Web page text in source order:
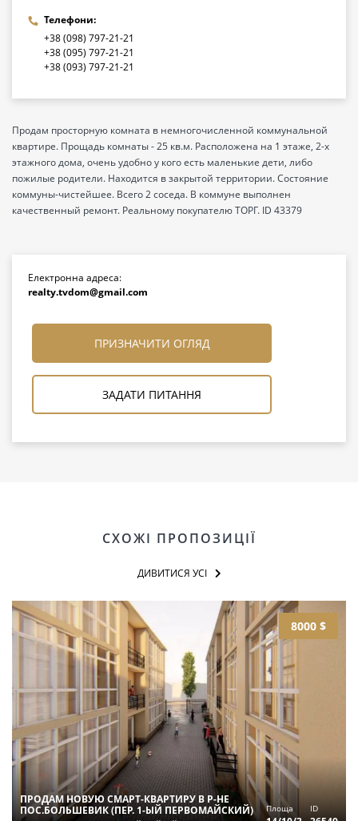
Телефони:
+38 (098) 797-21-21
+38 (095) 797-21-21
+38 (093) 797-21-21
Продам просторную комната в немногочисленной коммунальной
квартире. Прощадь комнаты - 25 кв.м. Расположена на 1 этаже, 2-х
этажного дома, очень удобно у кого есть маленькие дети, либо
пожилые родители. Находится в закрытой территории. Состояние
коммуны-чистейшее. Всего 2 соседа. В коммуне выполнен
качественный ремонт. Реальному покупателю ТОРГ. ID 43379
Електронна адреса:
realty.tvdom@gmail.com
ПРИЗНАЧИТИ ОГЛЯД
ЗАДАТИ ПИТАННЯ
СХОЖІ ПРОПОЗИЦІЇ
ДИВИТИСЯ УСІ
8000 $
ПРОДАМ НОВУЮ СМАРТ-КВАРТИРУ В Р-НЕ
ПОС.БОЛЬШЕВИК (ПЕР. 1-ЫЙ ПЕРВОМАЙСКИЙ)
Площа ID